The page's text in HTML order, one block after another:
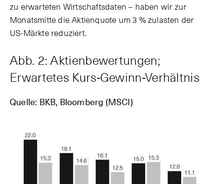
zu erwarteten Wirtschaftsdaten – haben wir zur
Monatsmitte die Aktienquote um 3 % zulasten der
US-Märkte reduziert.
Abb. 2: Aktienbewertungen;
Erwartetes Kurs-Gewinn-Verhältnis
Quelle: BKB, Bloomberg (MSCI)